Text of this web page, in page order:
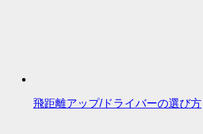
飛距離アップ/ドライバーの選び方